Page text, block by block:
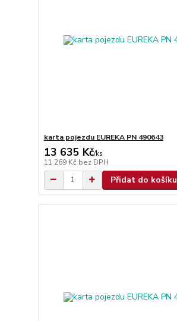
karta pojezdu EUREKA PN 490643
13 635 Kč/ks
11 269 Kč bez DPH
Přidat do košíku